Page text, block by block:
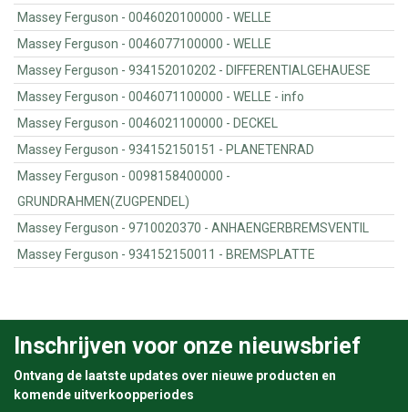
Massey Ferguson - 0046020100000 - WELLE
Massey Ferguson - 0046077100000 - WELLE
Massey Ferguson - 934152010202 - DIFFERENTIALGEHAUESE
Massey Ferguson - 0046071100000 - WELLE - info
Massey Ferguson - 0046021100000 - DECKEL
Massey Ferguson - 934152150151 - PLANETENRAD
Massey Ferguson - 0098158400000 -
GRUNDRAHMEN(ZUGPENDEL)
Massey Ferguson - 9710020370 - ANHAENGERBREMSVENTIL
Massey Ferguson - 934152150011 - BREMSPLATTE
Inschrijven voor onze nieuwsbrief
Ontvang de laatste updates over nieuwe producten en
komende uitverkoopperiodes